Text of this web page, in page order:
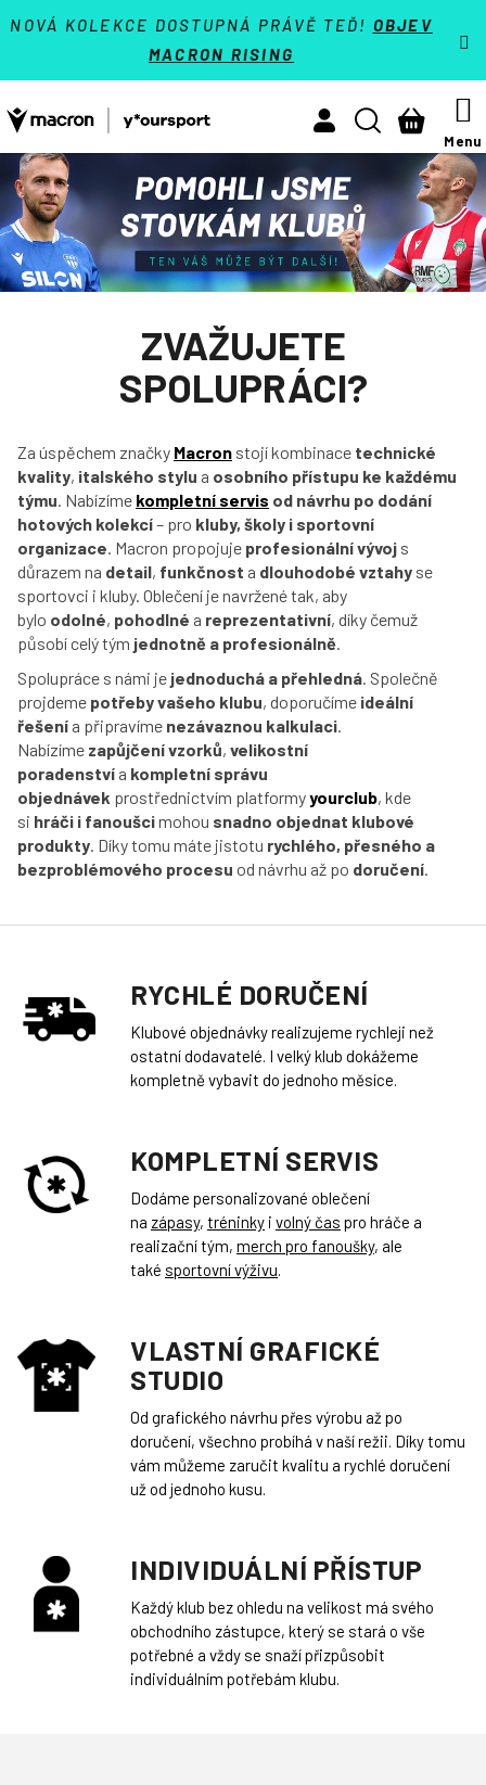
naNOVÁ KOLEKCE DOSTUPNÁ PRÁVĚ TEĎ! OBJEV
MACRON RISING
HledatNákupní
košík
VÝPRODEJ - SLEVY 70 %
Activewear
Athleisure
Padel
Reference
+420 224 250 000
Měna(CZK)
Přihlášení
ZVAŽUJETE
SPOLUPRÁCI?
Za úspěchem značky Macron stojí kombinace technické
kvality, italského stylu a osobního přístupu ke každému
týmu. Nabízíme kompletní servis od návrhu po dodání
hotových kolekcí– pro kluby, školy i sportovní
organizace. Macron propojuje profesionální vývoj s
důrazem na detail, funkčnost a dlouhodobé vztahy se
sportovci i kluby. Oblečení je navržené tak, aby
bylo odolné, pohodlné a reprezentativní, díky čemuž
působí celý tým jednotně a profesionálně.
Spolupráce s námi je jednoduchá a přehledná. Společně
projdeme potřeby vašeho klubu, doporučíme ideální
řešení a připravíme nezávaznou kalkulaci.
Nabízíme zapůjčení vzorků, velikostní
poradenství a kompletní správu
objednávek prostřednictvím platformyyourclub, kde
si hráči i fanoušcimohou snadno objednat klubové
produkty. Díky tomu máte jistotu rychlého, přesného a
bezproblémového procesu od návrhu až po doručení.
RYCHLÉ DORUČENÍ
Klubové objednávky realizujeme rychleji než
ostatní dodavatelé. I velký klub dokážeme
kompletně vybavit do jednoho měsíce.
KOMPLETNÍ SERVIS
Dodáme personalizované oblečení
na zápasy, tréninky i volný čas pro hráče a
realizační tým, merch pro fanoušky, ale
také sportovní výživu.
VLASTNÍ GRAFICKÉ
STUDIO
Od grafického návrhu přes výrobu až po
doručení, všechno probíhá v naší režii. Díky tomu
vám můžeme zaručit kvalitu a rychlé doručení
už od jednoho kusu.
INDIVIDUÁLNÍ PŘÍSTUP
Každý klub bez ohledu na velikost má svého
obchodního zástupce, který se stará o vše
potřebné a vždy se snaží přizpůsobit
individuálním potřebám klubu.
K
o
k
HLEDAT